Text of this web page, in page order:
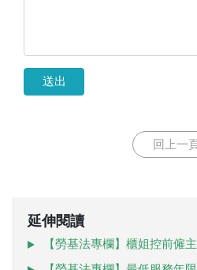
送出
回上一
延伸閱讀
【勞基法專欄】櫃姐控前僱